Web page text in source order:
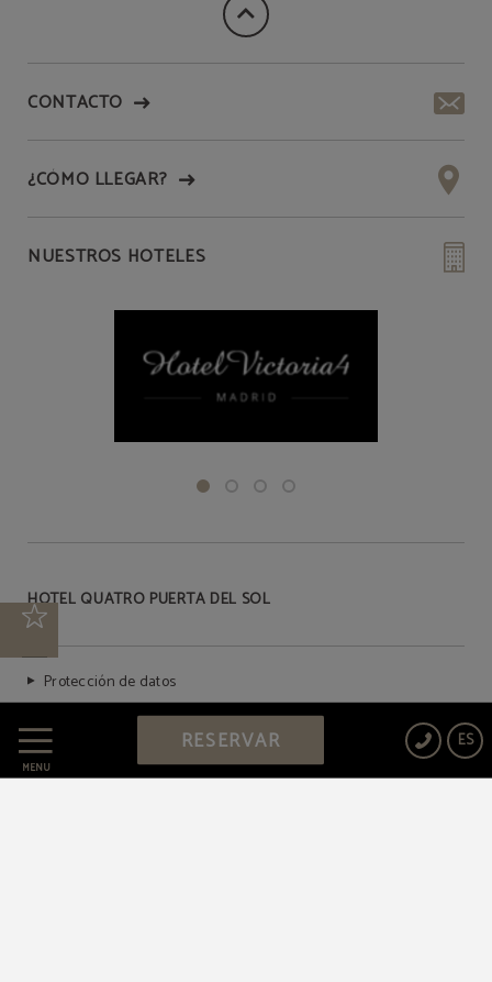
MENÚ
ES
RESERVAR
CONTACTO
¿CÓMO LLEGAR?
NUESTROS HOTELES
HOTEL QUATRO PUERTA DEL SOL
Protección de datos
Política de cookies